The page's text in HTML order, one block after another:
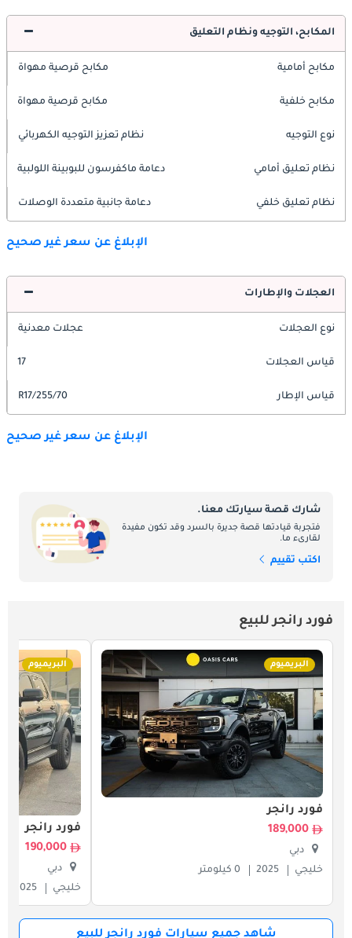
المكابح، التوجيه ونظام التعليق
مكابح أمامية مكابح قرصية مهواة
مكابح خلفية مكابح قرصية مهواة
نوع التوجيه نظام تعزيز التوجيه الكهربائي
نظام تعليق أمامي دعامة ماكفرسون للبوبينة اللولبية
نظام تعليق خلفي دعامة جانبية متعددة الوصلات
الإبلاغ عن سعر غير صحيح
العجلات والإطارات
نوع العجلات عجلات معدنية
قياس العجلات 17
قياس الإطار 255/70/R17
الإبلاغ عن سعر غير صحيح
شارك قصة سيارتك معنا.
فتجربة قيادتها قصة جديرة بالسرد وقد تكون مفيدة
لقارىء ما.
اكتب تقييم
فورد رانجر للبيع
البريميوم
فورد رانجر
189,000
دبي
خليجي
2025 0 كيلومتر
البريميوم
فورد رانجر
190,000
دبي
خليجي
2025
شاهد جميع سيارات فورد رانجر للبيع